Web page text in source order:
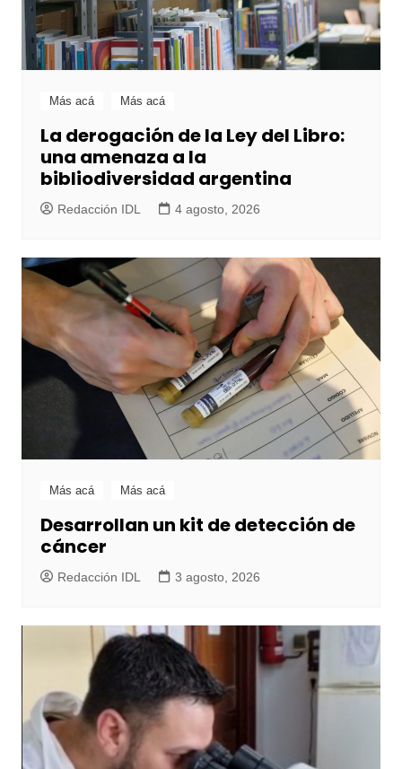
Más acá Más acá
La derogación de la Ley del Libro:
una amenaza a la
bibliodiversidad argentina
Redacción IDL 4 agosto, 2026
Más acá Más acá
Desarrollan un kit de detección de
cáncer
Redacción IDL 3 agosto, 2026